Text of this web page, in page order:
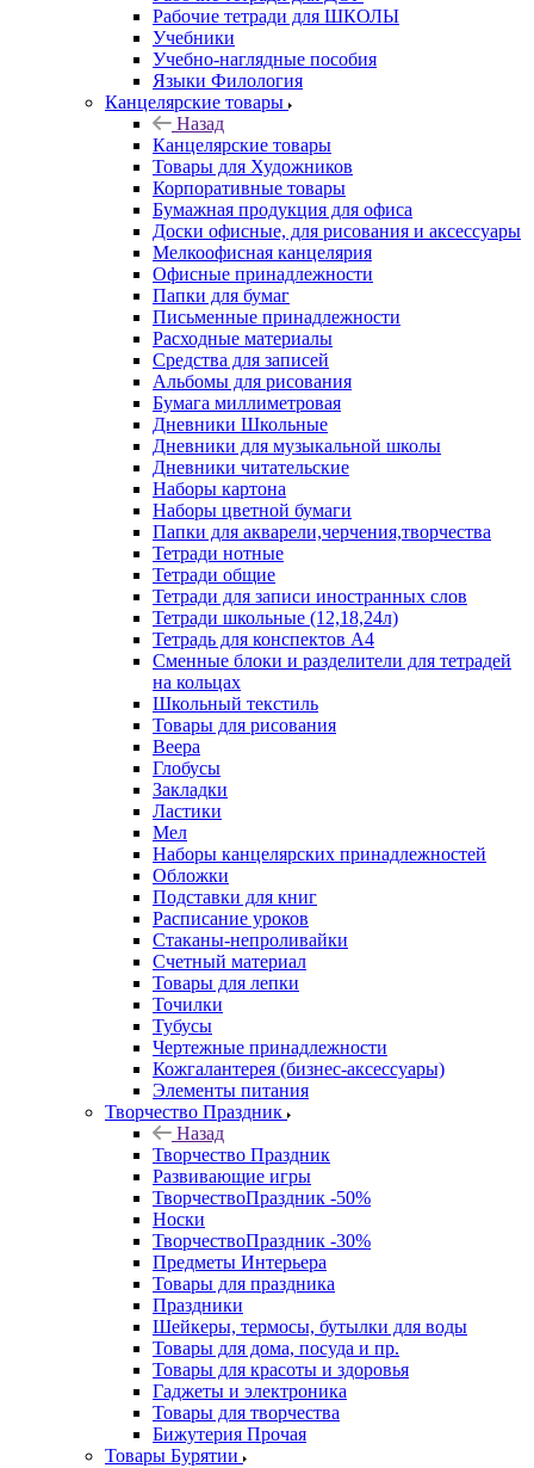
Рабочие тетради для ШКОЛЫ
Учебники
Учебно-наглядные пособия
Языки Филология
Канцелярские товары
Назад
Канцелярские товары
Товары для Художников
Корпоративные товары
Бумажная продукция для офиса
Доски офисные, для рисования и аксессуары
Мелкоофисная канцелярия
Офисные принадлежности
Папки для бумаг
Письменные принадлежности
Расходные материалы
Средства для записей
Альбомы для рисования
Бумага миллиметровая
Дневники Школьные
Дневники для музыкальной школы
Дневники читательские
Наборы картона
Наборы цветной бумаги
Папки для акварели,черчения,творчества
Тетради нотные
Тетради общие
Тетради для записи иностранных слов
Тетради школьные (12,18,24л)
Тетрадь для конспектов А4
Сменные блоки и разделители для тетрадей
на кольцах
Школьный текстиль
Товары для рисования
Веера
Глобусы
Закладки
Ластики
Мел
Наборы канцелярских принадлежностей
Обложки
Подставки для книг
Расписание уроков
Стаканы-непроливайки
Счетный материал
Товары для лепки
Точилки
Тубусы
Чертежные принадлежности
Кожгалантерея (бизнес-аксессуары)
Элементы питания
Творчество Праздник
Назад
Творчество Праздник
Развивающие игры
ТворчествоПраздник -50%
Носки
ТворчествоПраздник -30%
Предметы Интерьера
Товары для праздника
Праздники
Шейкеры, термосы, бутылки для воды
Товары для дома, посуда и пр.
Товары для красоты и здоровья
Гаджеты и электроника
Товары для творчества
Бижутерия Прочая
Товары Бурятии